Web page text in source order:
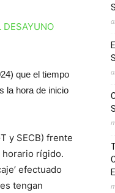
que el tiempo
la hora de inicio
y SECB) frente
horario rígido.
efectuado
tengan